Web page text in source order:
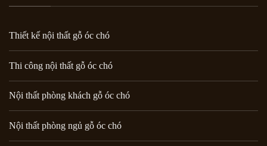
Thiết kế nội thất gỗ óc chó
Thi công nội thất gỗ óc chó
Nội thất phòng khách gỗ óc chó
Nội thất phòng ngủ gỗ óc chó